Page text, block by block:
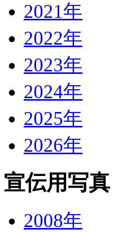
2021年
2022年
2023年
2024年
2025年
2026年
宣伝用写真
2008年